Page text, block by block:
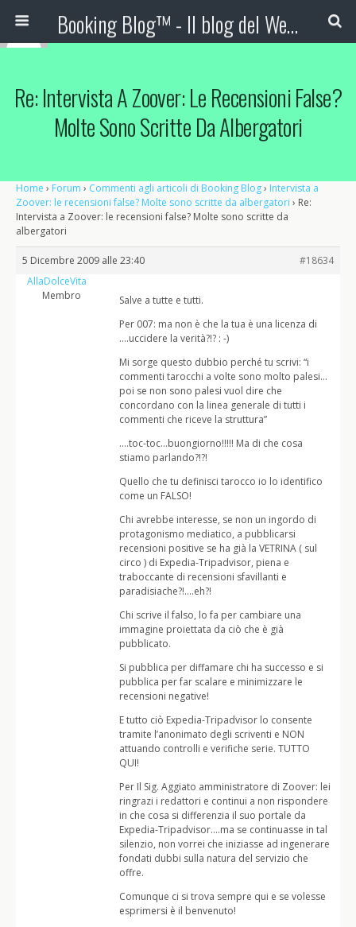
Booking Blog™ - Il blog del Web Marketing Turistico
Re: Intervista A Zoover: Le Recensioni False?
Molte Sono Scritte Da Albergatori
Home › Forum › Commenti agli articoli di Booking Blog› Intervista a
Zoover: le recensioni false? Molte sono scritte da albergatori › Re:
Intervista a Zoover: le recensioni false? Molte sono scritte da
albergatori
5 Dicembre 2009 alle 23:40
#18634
AllaDolceVita
Membro
Salve a tutte e tutti.
Per 007: ma non è che la tua è una licenza di
….uccidere la verità?!? : -)
Mi sorge questo dubbio perché tu scrivi: “i
commenti tarocchi a volte sono molto palesi…
poi se non sono palesi vuol dire che
concordano con la linea generale di tutti i
commenti che riceve la struttura”
….toc-toc…buongiorno!!!!! Ma di che cosa
stiamo parlando?!?!
Quello che tu definisci tarocco io lo identifico
come un FALSO!
Chi avrebbe interesse, se non un ingordo di
protagonismo mediatico, a pubblicarsi
recensioni positive se ha già la VETRINA ( sul
circo ) di Expedia-Tripadvisor, piena e
traboccante di recensioni sfavillanti e
paradisiache?!….eh?!
Chi scrive il falso, lo fa per cambiare una
immagine proiettata da ciò che è già
pubblicato.
Si pubblica per diffamare chi ha successo e si
pubblica per far scalare e minimizzare le
recensioni negative!
E tutto ciò Expedia-Tripadvisor lo consente
tramite l’anonimato degli scriventi e NON
attuando controlli e verifiche serie. TUTTO
QUI!
Per Il Sig. Aggiato amministratore di Zoover: lei
ringrazi i redattori e continui a non rispondere
in che cosa si differenzia il suo portale da
Expedia-Tripadvisor….ma se continuasse in tal
silenzio, non vorrei che iniziasse ad ingenerare
fondati dubbi sulla natura del servizio che
offre.
Comunque ci si trova sempre qui e se volesse
esprimersi è il benvenuto!